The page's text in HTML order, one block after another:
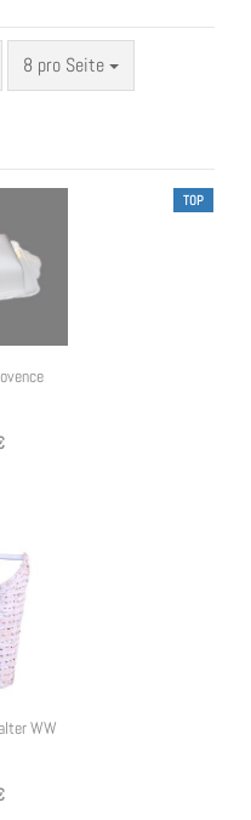
8 pro Seite
pro Seite
TOP
WW